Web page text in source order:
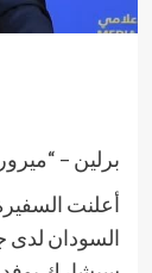
برلين –
أعلنت
السودان لدى